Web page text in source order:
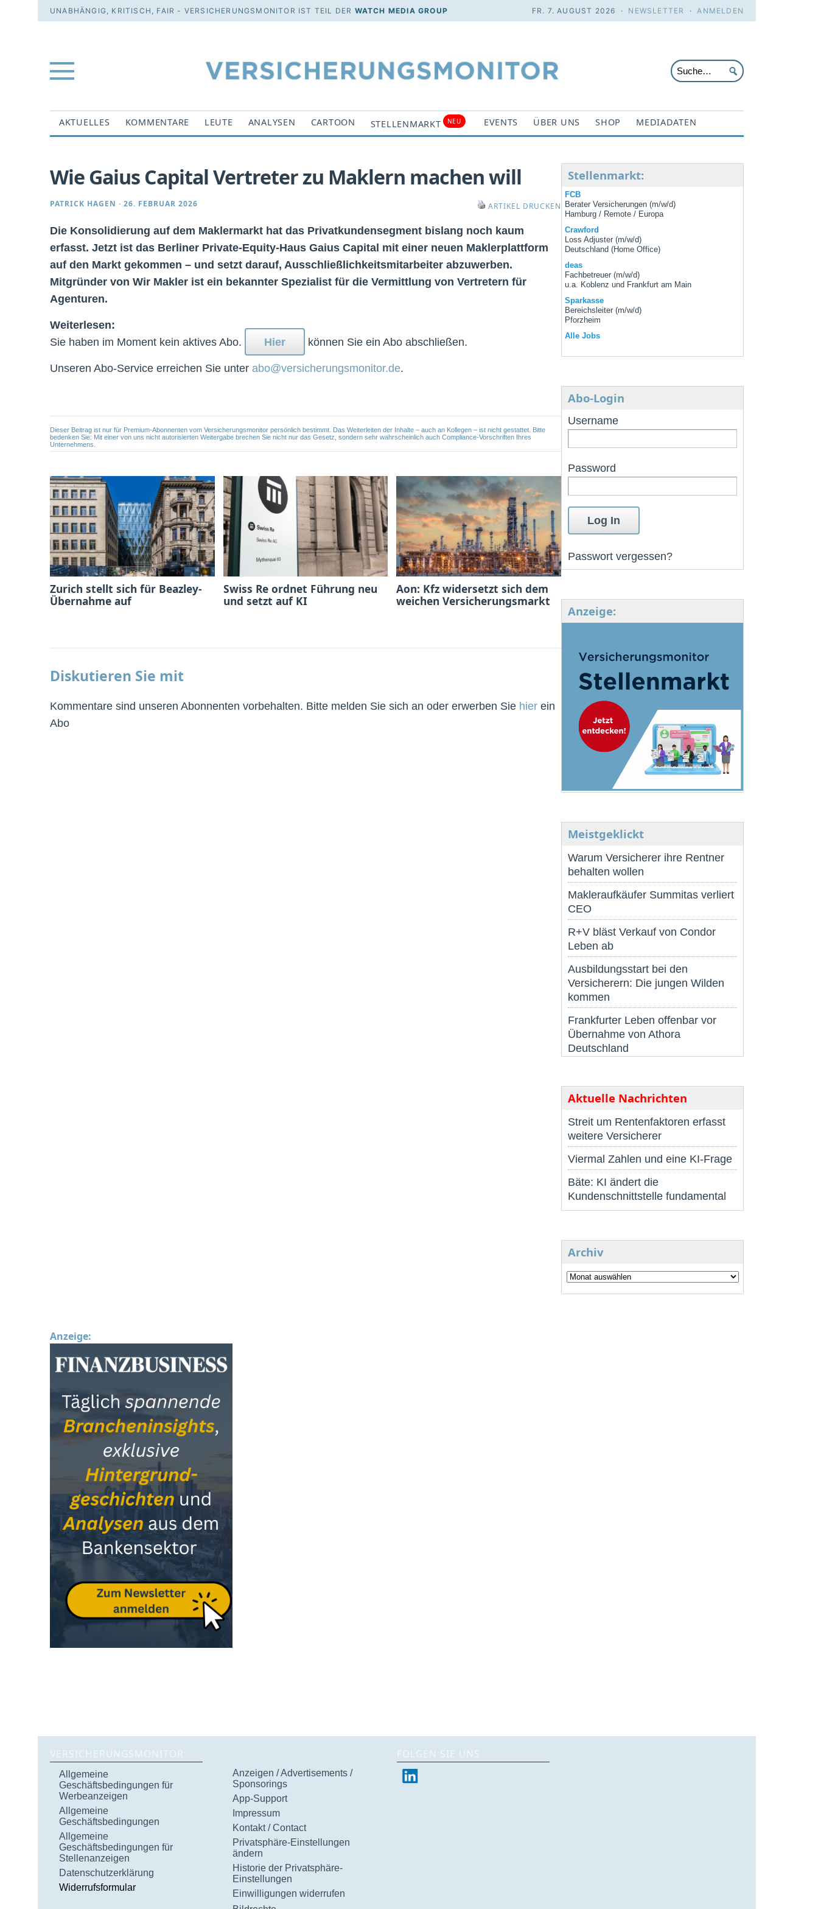
UNABHÄNGIG, KRITISCH, FAIR - VERSICHERUNGSMONITOR IST TEIL DER WATCH MEDIA GROUP FR. 7. AUGUST 2026 · NEWSLETTER ·ANMELDEN
AKTUELLES KOMMENTARE LEUTE ANALYSEN CARTOON STELLENMARKT NEU EVENTS ÜBER UNS SHOP MEDIADATEN
Wie Gaius Capital Vertreter zu Maklern machen will
PATRICK HAGEN · 26. FEBRUAR 2026 ARTIKEL DRUCKEN
Die Konsolidierung auf dem Maklermarkt hat das Privatkundensegment bislang noch kaum
erfasst. Jetzt ist das Berliner Private-Equity-Haus Gaius Capital mit einer neuen Maklerplattform
auf den Markt gekommen – und setzt darauf, Ausschließlichkeitsmitarbeiter abzuwerben.
Mitgründer von Wir Makler ist ein bekannter Spezialist für die Vermittlung von Vertretern für
Agenturen.
Weiterlesen:
Sie haben im Moment kein aktives Abo.
Hier können Sie ein Abo abschließen.
Unseren Abo-Service erreichen Sie unter abo@versicherungsmonitor.de.
Dieser Beitrag ist nur für Premium-Abonnenten vom Versicherungsmonitor persönlich bestimmt. Das Weiterleiten der Inhalte – auch an Kollegen – ist nicht gestattet. Bitte
bedenken Sie: Mit einer von uns nicht autorisierten Weitergabe brechen Sie nicht nur das Gesetz, sondern sehr wahrscheinlich auch Compliance-Vorschriften Ihres
Unternehmens.
Zurich stellt sich für Beazley-
Übernahme auf
Swiss Re ordnet Führung neu
und setzt auf KI
Aon: Kfz widersetzt sich dem
weichen Versicherungsmarkt
Diskutieren Sie mit
Kommentare sind unseren Abonnenten vorbehalten. Bitte melden Sie sich an oder erwerben Sie hier ein
Abo
Stellenmarkt:
FCB
Berater Versicherungen (m/w/d)
Hamburg / Remote / Europa
Crawford
Loss Adjuster (m/w/d)
Deutschland (Home Office)
deas
Fachbetreuer (m/w/d)
u.a. Koblenz und Frankfurt am Main
Sparkasse
Bereichsleiter (m/w/d)
Pforzheim
Alle Jobs
Abo-Login
Username
Password
Passwort vergessen?
Anzeige:
Meistgeklickt
Warum Versicherer ihre Rentner
behalten wollen
Makleraufkäufer Summitas verliert
CEO
R+V bläst Verkauf von Condor
Leben ab
Ausbildungsstart bei den
Versicherern: Die jungen Wilden
kommen
Frankfurter Leben offenbar vor
Übernahme von Athora
Deutschland
Aktuelle Nachrichten
Streit um Rentenfaktoren erfasst
weitere Versicherer
Viermal Zahlen und eine KI-Frage
Bäte: KI ändert die
Kundenschnittstelle fundamental
Archiv
Anzeige:
VERSICHERUNGSMONITOR
Allgemeine
Geschäftsbedingungen für
Werbeanzeigen
Allgemeine
Geschäftsbedingungen
Allgemeine
Geschäftsbedingungen für
Stellenanzeigen
Datenschutzerklärung
Widerrufsformular
Anzeigen / Advertisements /
Sponsorings
App-Support
Impressum
Kontakt / Contact
Privatsphäre-Einstellungen
ändern
Historie der Privatsphäre-
Einstellungen
Einwilligungen widerrufen
FOLGEN SIE UNS